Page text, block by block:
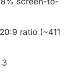
ratio (~411
3